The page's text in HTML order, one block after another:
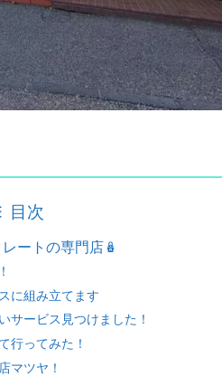
目次
ートの専門店🪆
に組み立てます
サービス見つけました！
行ってみた！
マツヤ！